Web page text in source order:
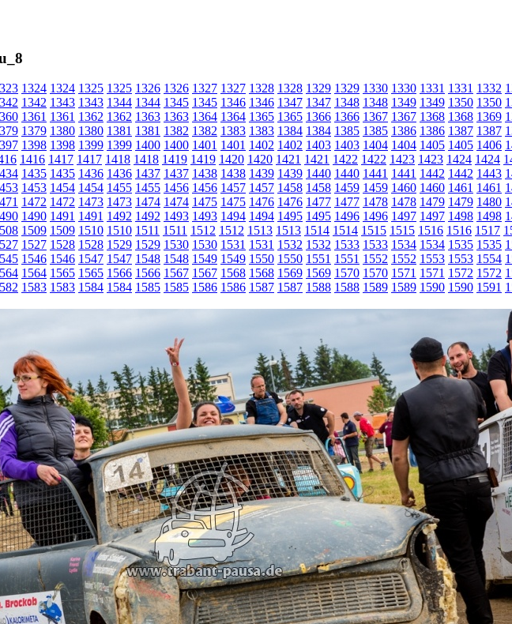
1324 1324 1325 1325 1326 1326 1327 1327 1328 1328 1329 1329 1330 1330 1331 1331 1332
1342 1343 1343 1344 1344 1345 1345 1346 1346 1347 1347 1348 1348 1349 1349 1350 1350
1361 1361 1362 1362 1363 1363 1364 1364 1365 1365 1366 1366 1367 1367 1368 1368 1369
1379 1380 1380 1381 1381 1382 1382 1383 1383 1384 1384 1385 1385 1386 1386 1387 1387
1398 1398 1399 1399 1400 1400 1401 1401 1402 1402 1403 1403 1404 1404 1405 1405 1406
1416 1417 1417 1418 1418 1419 1419 1420 1420 1421 1421 1422 1422 1423 1423 1424 1424
1435 1435 1436 1436 1437 1437 1438 1438 1439 1439 1440 1440 1441 1441 1442 1442 1443
1453 1454 1454 1455 1455 1456 1456 1457 1457 1458 1458 1459 1459 1460 1460 1461 1461
1472 1472 1473 1473 1474 1474 1475 1475 1476 1476 1477 1477 1478 1478 1479 1479 1480
1490 1491 1491 1492 1492 1493 1493 1494 1494 1495 1495 1496 1496 1497 1497 1498 1498
1509 1509 1510 1510 1511 1511 1512 1512 1513 1513 1514 1514 1515 1515 1516 1516 1517
1527 1528 1528 1529 1529 1530 1530 1531 1531 1532 1532 1533 1533 1534 1534 1535 1535
1546 1546 1547 1547 1548 1548 1549 1549 1550 1550 1551 1551 1552 1552 1553 1553 1554
1564 1565 1565 1566 1566 1567 1567 1568 1568 1569 1569 1570 1570 1571 1571 1572 1572
1583 1583 1584 1584 1585 1585 1586 1586 1587 1587 1588 1588 1589 1589 1590 1590 1591